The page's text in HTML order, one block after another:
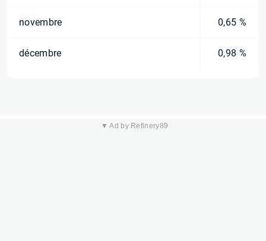
novembre 0,65 %
décembre 0,98 %
▼ Ad by Refinery89